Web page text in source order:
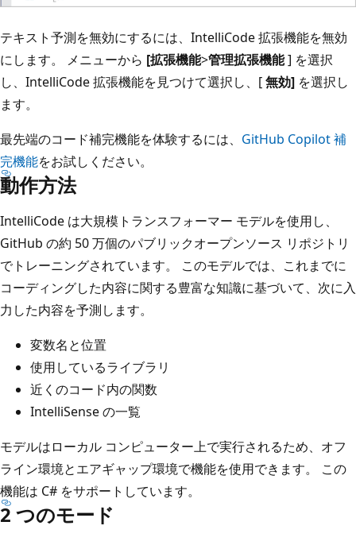
テキスト予測を無効にするには、IntelliCode 拡張機能を無効
にします。 メニューから [拡張機能>管理拡張機能] を選択
し、IntelliCode 拡張機能を見つけて選択し、[無効] を選択し
ます。
最先端のコード補完機能を体験するには、 GitHub Copilot 補
完機能をお試しください。
動作方法
IntelliCode は大規模トランスフォーマー モデルを使用し、
GitHub の約 50 万個のパブリックオープンソース リポジトリ
でトレーニングされています。 このモデルでは、これまでに
コーディングした内容に関する豊富な知識に基づいて、次に入
力した内容を予測します。
変数名と位置
使用しているライブラリ
近くのコード内の関数
IntelliSense の一覧
モデルはローカル コンピューター上で実行されるため、オフ
ライン環境とエアギャップ環境で機能を使用できます。 この
機能は C# をサポートしています。
2 つのモード